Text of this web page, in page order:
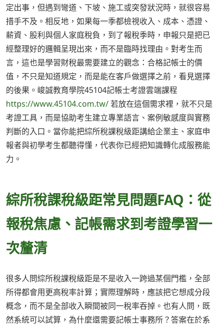
定出事，但遇到彎道、下坡、施工或突發狀況時，就很容易
措手不及。相反地，如果每一季都檢視收入、成本、憑證、
薪資、股利與個人家庭稅負，到了報稅季時，申報只是把已
經整理好的邏輯呈現出來，而不是臨時找理由。對考生而
言，這也是學習財稅最需要建立的觀念：合格記帳士的價
值，不只是知道規定，而是能在客戶做選擇之前，看見選擇
的後果。峻誠教育學院45104記帳士考證雲端課程
https://www.45104.com.tw/若放在這個需求裡，就不只是
考證工具，而是協助考生建立專業語言、案例敏感度與實務
判斷的入口。當你能把綜所稅課稅級距講給企業主、家庭申
報者與初學考生都聽得懂，代表你已經把知識轉化成服務能
力。
綜所稅課稅級距常見問題FAQ：從
報稅焦慮、記帳需求到考證學習一
次釐清
很多人問綜所稅課稅級距是不是收入一跨過某個門檻，全部
所得都會用更高稅率計算；實際理解時，應該把它想成分段
概念，而不是全部收入瞬間被同一稅率吞掉。也有人問，既
然系統可以試算，為什麼還需要記帳士事務所？答案在於系